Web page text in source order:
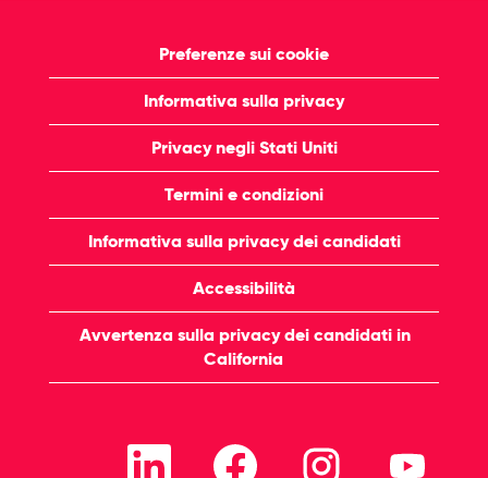
Preferenze sui cookie
Informativa sulla privacy
Privacy negli Stati Uniti
Termini e condizioni
Informativa sulla privacy dei candidati
Accessibilità
Avvertenza sulla privacy dei candidati in
California
S